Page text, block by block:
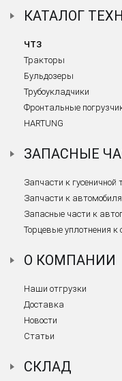
КАТАЛОГ
ЧТЗ
Тракторы
Бульдозеры
Трубоукладчики
Фронтальные
HARTUNG
ЗАПАСНЫЕ
Запчасти к гусеничной
Запчасти к
Запасные части к
Торцевые уплотнения к
О КОМПАНИИ
Наши отгрузки
Доставка
Новости
Статьи
СКЛАД